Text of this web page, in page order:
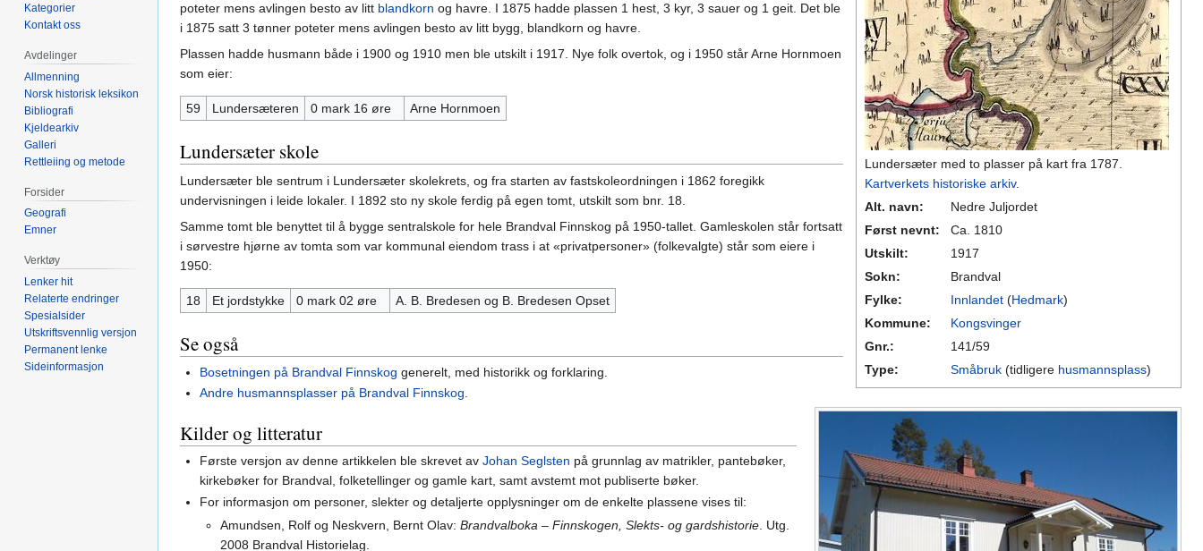
Lundersæter med to plasser på kart fra 1787.
Kartverkets historiske arkiv.
Alt. navn:
Nedre Juljordet
Først nevnt:
Ca. 1810
Utskilt:
1917
Sokn:
Brandval
Fylke:
Innlandet (Hedmark)
Kommune:
Kongsvinger
Gnr.:
141/59
Type:
Småbruk (tidligere husmannsplass)
poteter mens avlingen besto av litt blandkorn og havre. I 1875 hadde plassen 1 hest, 3 kyr, 3 sauer og 1 geit. Det ble
i 1875 satt 3 tønner poteter mens avlingen besto av litt bygg, blandkorn og havre.
Plassen hadde husmann både i 1900 og 1910 men ble utskilt i 1917. Nye folk overtok, og i 1950 står Arne Hornmoen
som eier:
59 Lundersæteren 0 mark 16 øre Arne Hornmoen
Lundersæter skole
Lundersæter ble sentrum i Lundersæter skolekrets, og fra starten av fastskoleordningen i 1862 foregikk
undervisningen i leide lokaler. I 1892 sto ny skole ferdig på egen tomt, utskilt som bnr. 18.
Samme tomt ble benyttet til å bygge sentralskole for hele Brandval Finnskog på 1950-tallet. Gamleskolen står fortsatt
i sørvestre hjørne av tomta som var kommunal eiendom trass i at «privatpersoner» (folkevalgte) står som eiere i
1950:
18 Et jordstykke 0 mark 02 øre A. B. Bredesen og B. Bredesen Opset
Se også
Bosetningen på Brandval Finnskog generelt, med historikk og forklaring.
Andre husmannsplasser på Brandval Finnskog
Kilder og litteratur
Første versjon av denne artikkelen ble skrevet avJohan Seglsten på grunnlag av matrikler, pantebøker,
kirkebøker for Brandval, folketellinger og gamle kart, samt avstemt mot publiserte bøker.
For informasjon om personer, slekter og detaljerte opplysninger om de enkelte plassene vises til:
Amundsen, Rolf og Neskvern, Bernt Olav: Brandvalboka – Finnskogen, Slekts- og gardshistorie. Utg.
2008 Brandval Historielag.
Kategorier
Kontakt oss
Avdelinger
Allmenning
Norsk historisk leksikon
Bibliografi
Kjeldearkiv
Galleri
Rettleiing og metode
Forsider
Geografi
Emner
Verktøy
Lenker hit
Relaterte endringer
Spesialsider
Utskriftsvennlig versjon
Permanent lenke
Sideinformasjon